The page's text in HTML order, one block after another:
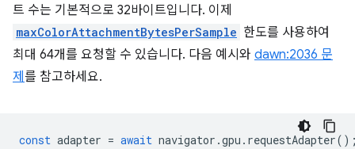
트 수는 기본적으로 32바이트입니다. 이제
maxColorAttachmentBytesPerSample 한도를 사용하여
최대 64개를 요청할 수 있습니다. 다음 예시와 dawn:2036 문
제 를 참고하세요.
const adapter = await navigator .gpu . requestAdapter